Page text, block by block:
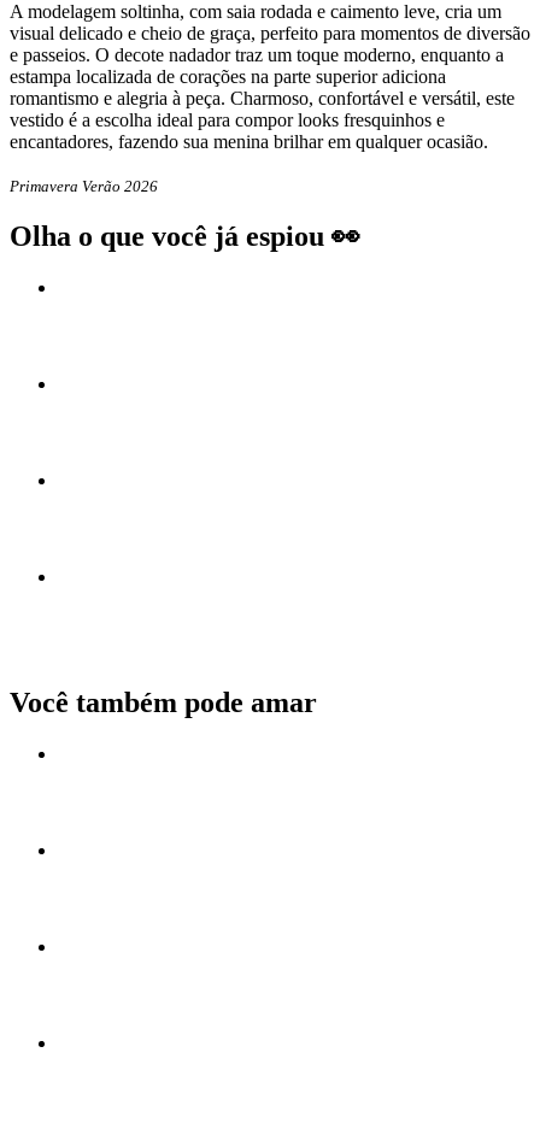
A modelagem soltinha, com saia rodada e caimento leve, cria um
visual delicado e cheio de graça, perfeito para momentos de diversão
e passeios. O decote nadador traz um toque moderno, enquanto a
estampa localizada de corações na parte superior adiciona
romantismo e alegria à peça. Charmoso, confortável e versátil, este
vestido é a escolha ideal para compor looks fresquinhos e
encantadores, fazendo sua menina brilhar em qualquer ocasião.
Primavera Verão 2026
Olha o que você já espiou 👀
Você também pode amar